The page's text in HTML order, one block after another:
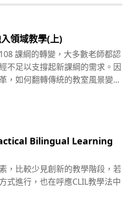
入領域教學(上)
課綱的轉變，大多數老師都認
不足以支撐起新課綱的需求。因
，如何翻轉傳統的教室風景變...
Bilingual Learning
，比較少見創新的教學階段，若
式進行，也在呼應CLIL教學法中